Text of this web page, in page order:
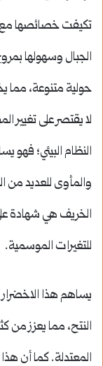
تكيفت خصائصها مع
الجبال وسهولها
حولية متنوعة، مما
لا يقتصر على
النظام البيئي؛ فهو
والمأوى للعديد من
الخريف هي شهادة
للتغيرات الموسمية.
يساهم هذا
النتح، مما يعزز من
المعتدلة. كما أن